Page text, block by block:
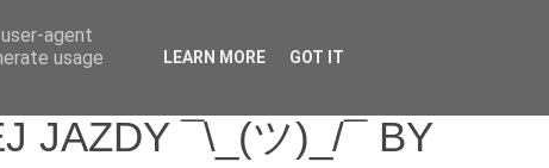
JAZDY ¯\_(ツ)_/¯ BY
agent
usage
LEARN MORE GOT IT